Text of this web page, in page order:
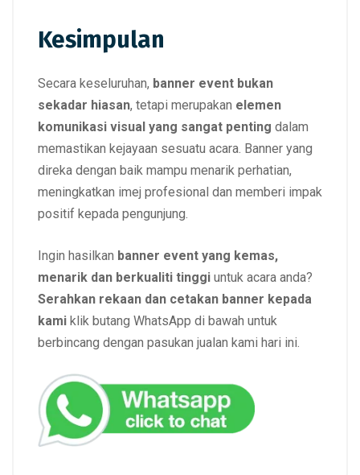
Kesimpulan
Secara keseluruhan, banner event bukan
sekadar hiasan, tetapi merupakan elemen
komunikasi visual yang sangat penting dalam
memastikan kejayaan sesuatu acara. Banner yang
direka dengan baik mampu menarik perhatian,
meningkatkan imej profesional dan memberi impak
positif kepada pengunjung.
Ingin hasilkan banner event yang kemas,
menarik dan berkualiti tinggi untuk acara anda?
Serahkan rekaan dan cetakan banner kepada
kami klik butang WhatsApp di bawah untuk
berbincang dengan pasukan jualan kami hari ini.